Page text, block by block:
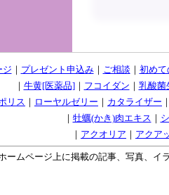
ジ ｜ プレゼント申込み｜ ご相談 ｜ 初めて
｜ 牛黄[医薬品]｜ フコイダン ｜ 乳酸菌
リス ｜ ローヤルゼリー ｜ カタライザー
｜ 牡蠣(かき)肉エキス ｜
｜ アクオリア ｜ アクア
ームページ上に掲載の記事、写真、